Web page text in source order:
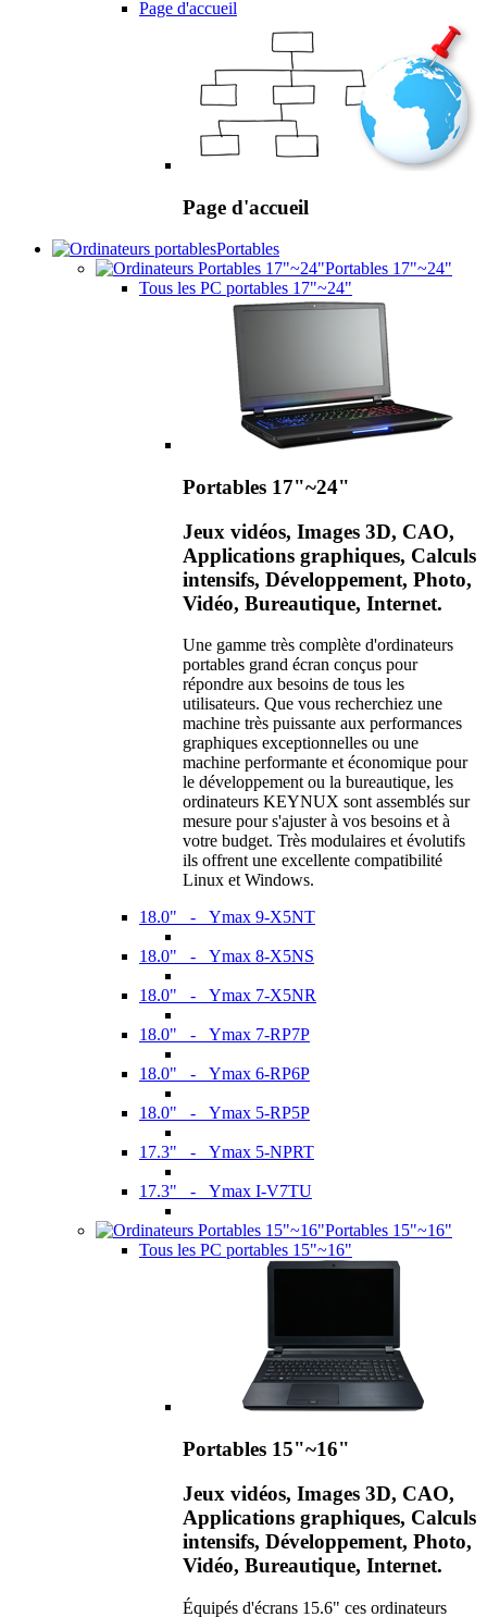
Page d'accueil
Page d'accueil
Portables
Portables 17"~24"
Tous les PC portables 17"~24"
Portables 17"~24"
Jeux vidéos, Images 3D, CAO,
Applications graphiques, Calculs
intensifs, Développement, Photo,
Vidéo, Bureautique, Internet.
Une gamme très complète d'ordinateurs
portables grand écran conçus pour
répondre aux besoins de tous les
utilisateurs. Que vous recherchiez une
machine très puissante aux performances
graphiques exceptionnelles ou une
machine performante et économique pour
le développement ou la bureautique, les
ordinateurs KEYNUX sont assemblés sur
mesure pour s'ajuster à vos besoins et à
votre budget. Très modulaires et évolutifs
ils offrent une excellente compatibilité
Linux et Windows.
18.0" - Ymax 9-X5NT
18.0" - Ymax 8-X5NS
18.0" - Ymax 7-X5NR
18.0" - Ymax 7-RP7P
18.0" - Ymax 6-RP6P
18.0" - Ymax 5-RP5P
17.3" - Ymax 5-NPRT
17.3" - Ymax I-V7TU
Portables 15"~16"
Tous les PC portables 15"~16"
Portables 15"~16"
Jeux vidéos, Images 3D, CAO,
Applications graphiques, Calculs
intensifs, Développement, Photo,
Vidéo, Bureautique, Internet.
Équipés d'écrans 15.6" ces ordinateurs